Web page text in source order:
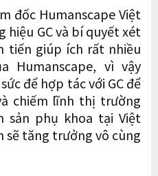
đốc Humanscape Việt
hiệu GC và bí quyết xét
tiến giúp ích rất nhiều
Humanscape, vì vậy
để hợp tác với GC để
chiếm lĩnh thị trường
sản phụ khoa tại Việt
​​​​sẽ tăng trưởng vô cùng